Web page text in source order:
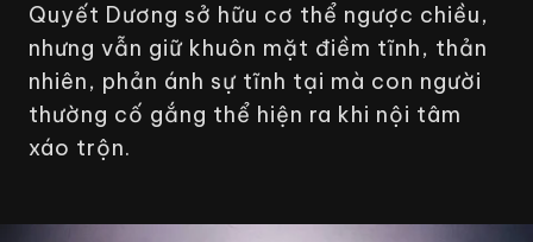
Quyết Dương sở hữu cơ thể ngược chiều,
nhưng vẫn giữ khuôn mặt điềm tĩnh, thản
nhiên, phản ánh sự tĩnh tại mà con người
thường cố gắng thể hiện ra khi nội tâm
xáo trộn.